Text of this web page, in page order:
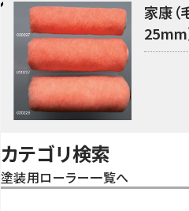
家康（
25mm
カテゴリ検索
塗装用ローラー一覧へ